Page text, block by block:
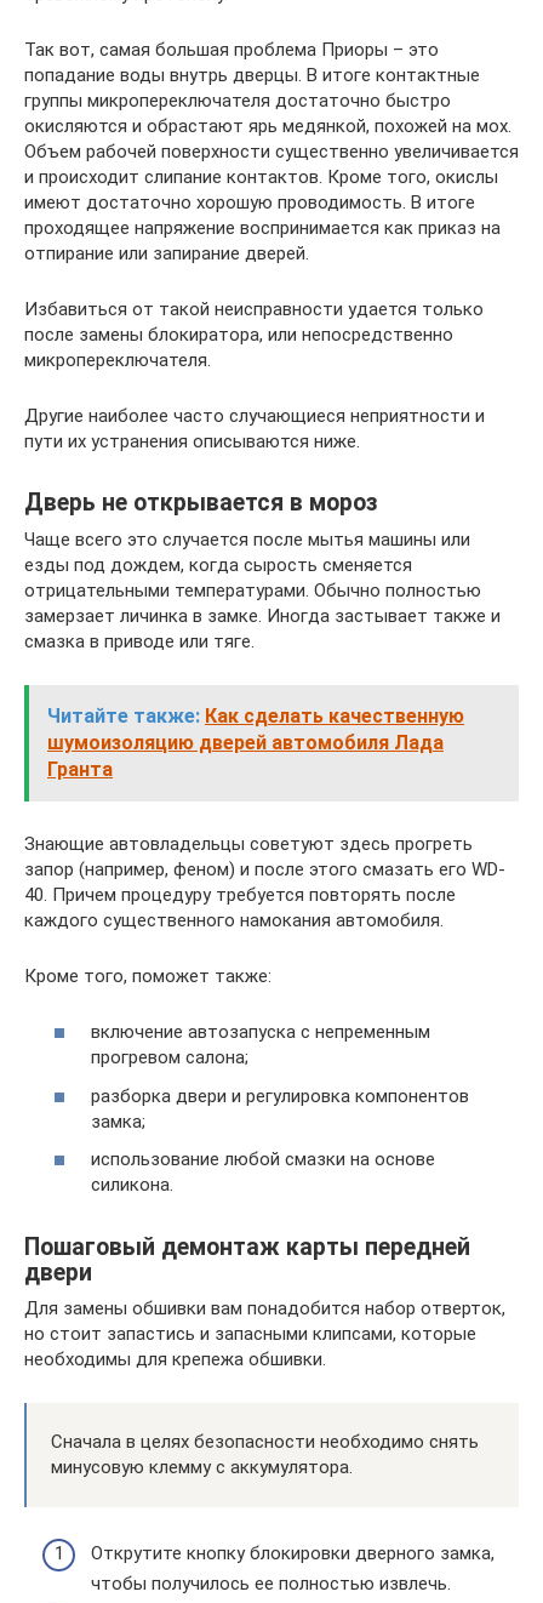
Так вот, самая большая проблема Приоры – это
попадание воды внутрь дверцы. В итоге контактные
группы микропереключателя достаточно быстро
окисляются и обрастают ярь медянкой, похожей на мох.
Объем рабочей поверхности существенно увеличивается
и происходит слипание контактов. Кроме того, окислы
имеют достаточно хорошую проводимость. В итоге
проходящее напряжение воспринимается как приказ на
отпирание или запирание дверей.
Избавиться от такой неисправности удается только
после замены блокиратора, или непосредственно
микропереключателя.
Другие наиболее часто случающиеся неприятности и
пути их устранения описываются ниже.
Дверь не открывается в мороз
Чаще всего это случается после мытья машины или
езды под дождем, когда сырость сменяется
отрицательными температурами. Обычно полностью
замерзает личинка в замке. Иногда застывает также и
смазка в приводе или тяге.
Читайте также: Как сделать качественную
шумоизоляцию дверей автомобиля Лада
Гранта
Знающие автовладельцы советуют здесь прогреть
запор (например, феном) и после этого смазать его WD-
40. Причем процедуру требуется повторять после
каждого существенного намокания автомобиля.
Кроме того, поможет также:
включение автозапуска с непременным
прогревом салона;
разборка двери и регулировка компонентов
замка;
использование любой смазки на основе
силикона.
Пошаговый демонтаж карты передней
двери
Для замены обшивки вам понадобится набор отверток,
но стоит запастись и запасными клипсами, которые
необходимы для крепежа обшивки.
Сначала в целях безопасности необходимо снять
минусовую клемму с аккумулятора.
Открутите кнопку блокировки дверного замка,
чтобы получилось ее полностью извлечь.